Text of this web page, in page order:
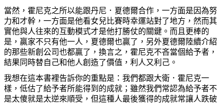
當然，霍尼克之所以能跟丹尼．夏德爾合作，一方面是因為努
力和才幹，一方面是他看女兒比賽時幸運站對了地方，然而其
實他與人往來的互動模式才是他打勝仗的關鍵。而且更棒的
是，贏家不只有他一人，夏德爾也贏了，另外夏德爾陸續介紹
的那些新創公司也都贏了，換言之，霍尼克不吝當個給予者，
結果同時替自己和他人創造了價值，利人又利己。
我想在這本書裡告訴你的重點是：我們都跟大衛．霍尼克一
樣，低估了給予者所能得到的成就；雖然我們常認為給予者不
是太傻就是太逆來順受，但這種人最後獲得的成就常讓人跌破